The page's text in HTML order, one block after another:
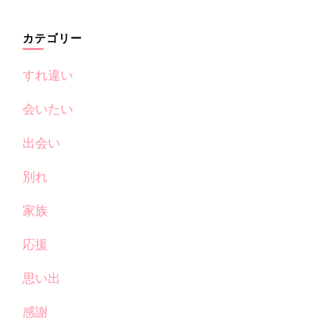
カテゴリー
すれ違い
会いたい
出会い
別れ
家族
応援
思い出
感謝